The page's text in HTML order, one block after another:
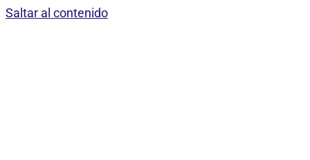
Saltar al contenido